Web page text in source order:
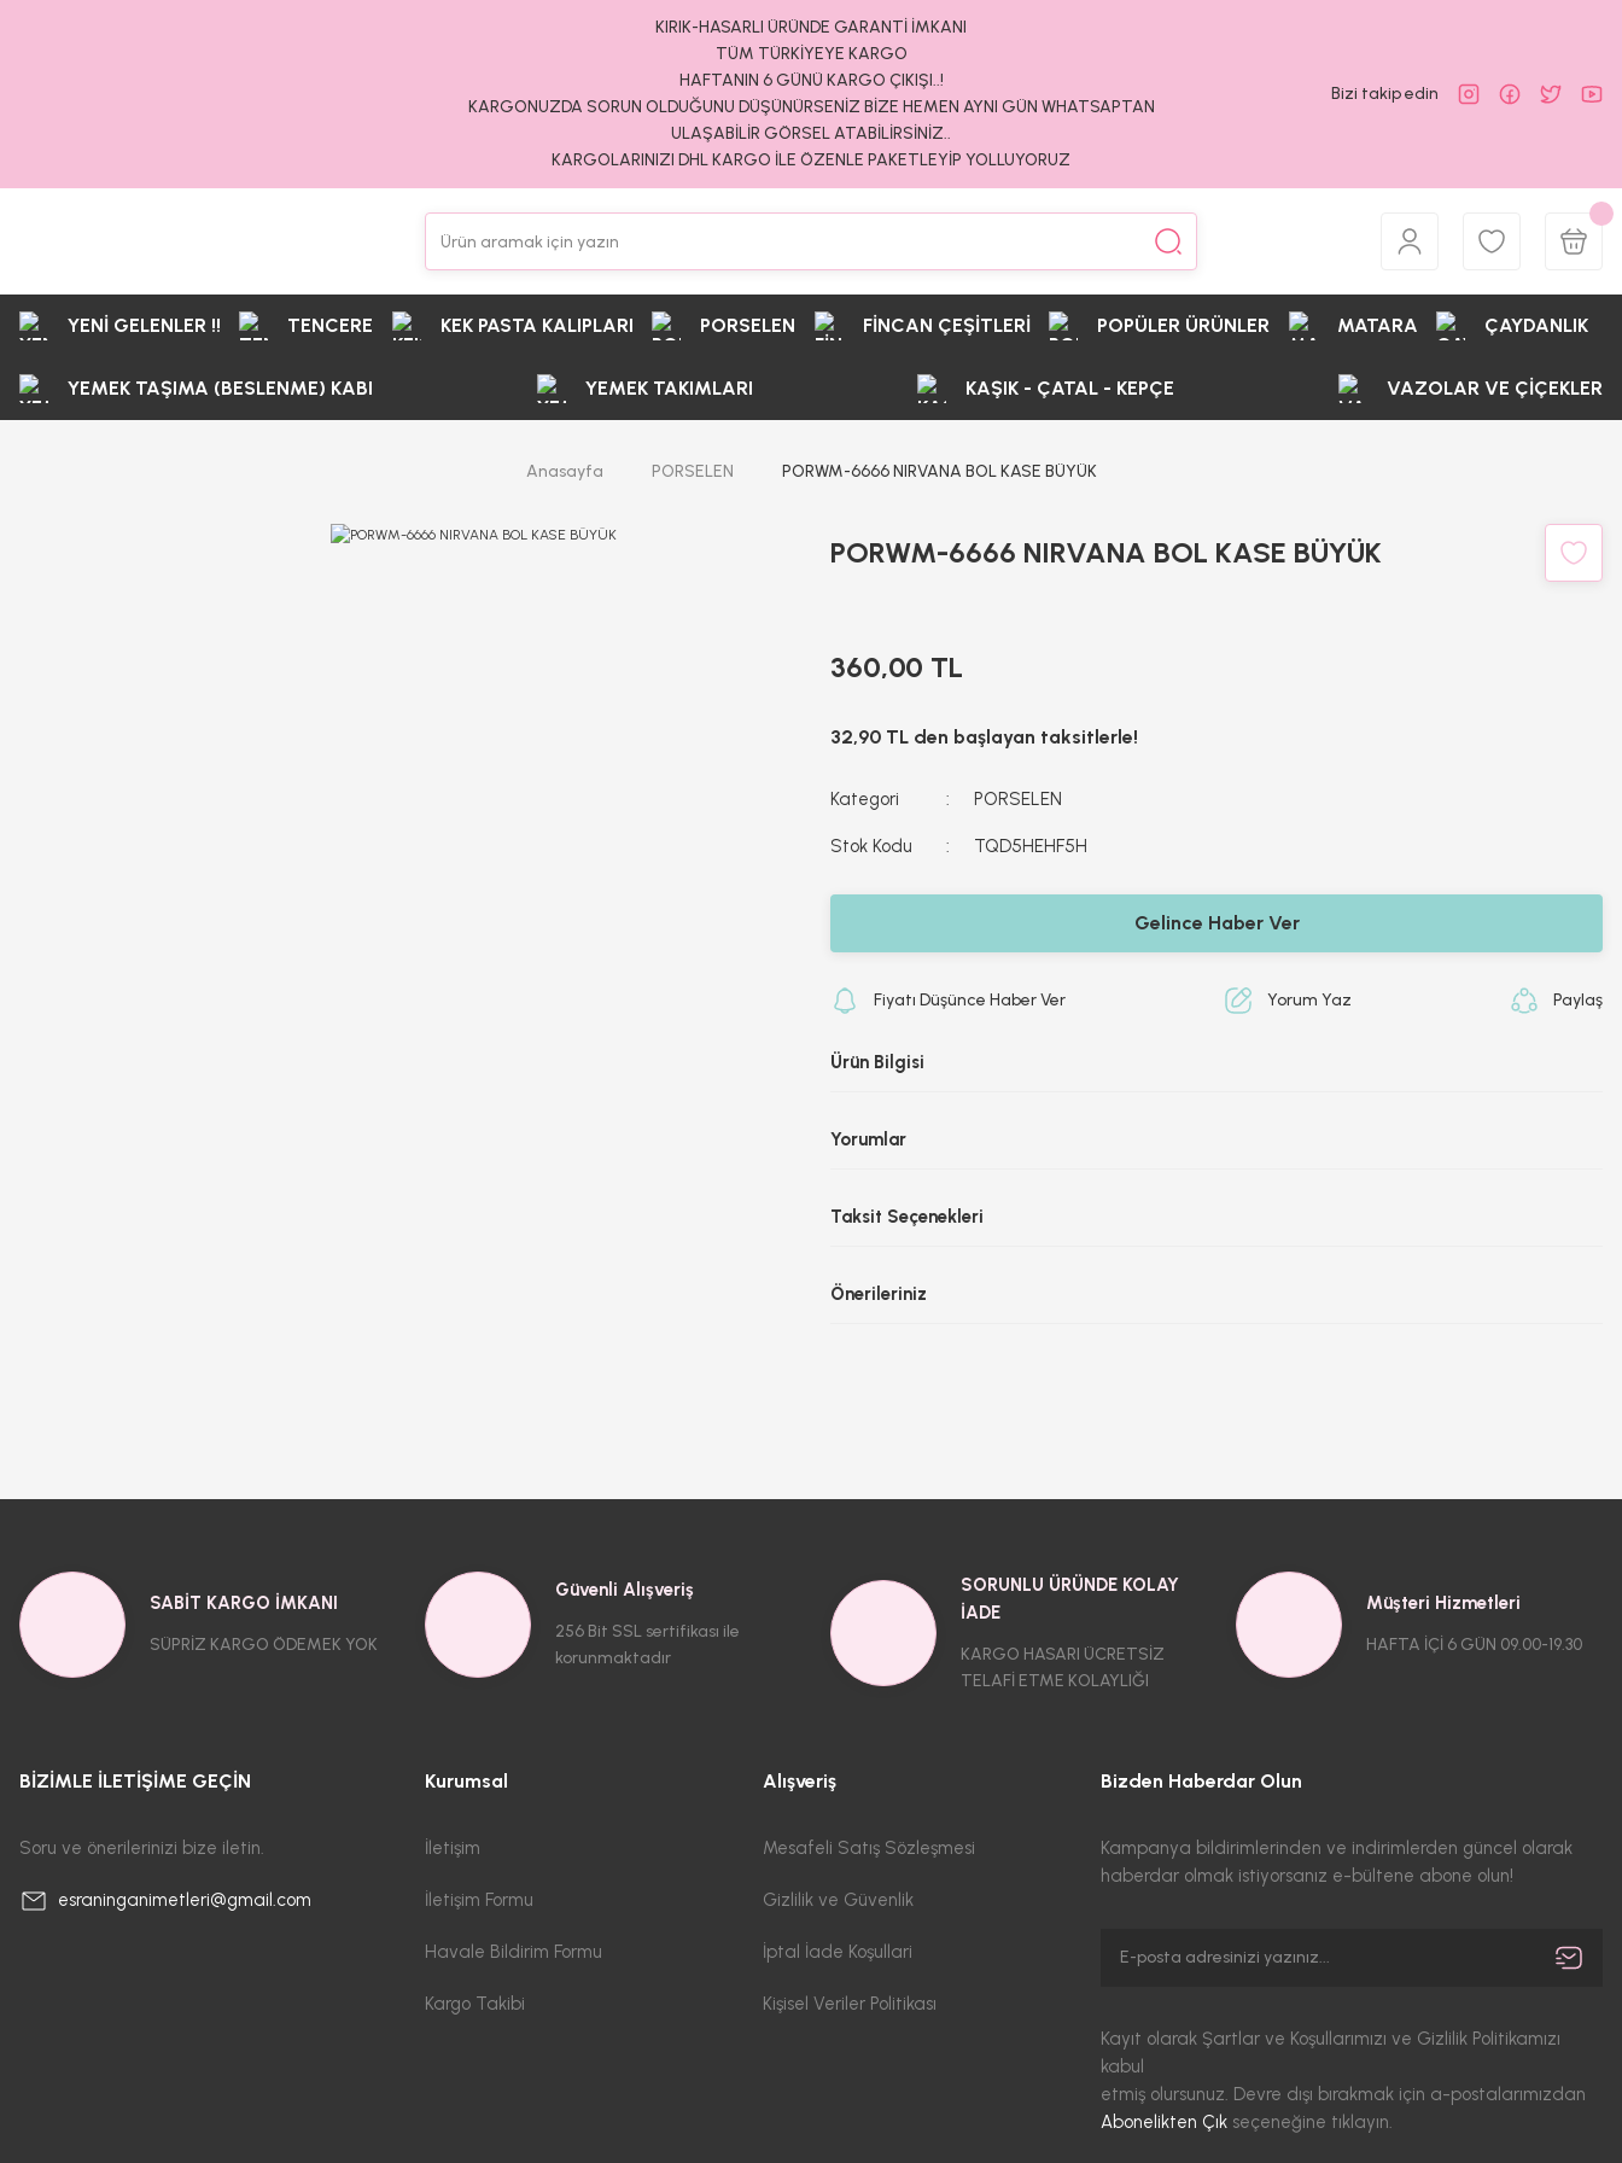
KIRIK-HASARLI ÜRÜNDE GARANTİ İMKANI
TÜM TÜRKİYEYE KARGO
HAFTANIN 6 GÜNÜ KARGO ÇIKIŞI..!
KARGONUZDA SORUN OLDUĞUNU DÜŞÜNÜRSENİZ BİZE HEMEN AYNI GÜN WHATSAPTAN
ULAŞABİLİR GÖRSEL ATABİLİRSİNİZ..
KARGOLARINIZI DHL KARGO İLE ÖZENLE PAKETLEYİP YOLLUYORUZ
Bizi takip edin
YENİ GELENLER !! TENCERE KEK PASTA KALIPLARI PORSELEN FİNCAN ÇEŞİTLERİ POPÜLER ÜRÜNLER MATARA ÇAYDANLIK
YEMEK TAŞIMA (BESLENME) KABI YEMEK TAKIMLARI KAŞIK - ÇATAL - KEPÇE VAZOLAR VE ÇİÇEKLER
Anasayfa PORSELEN PORWM-6666 NIRVANA BOL KASE BÜYÜK
PORWM-6666 NIRVANA BOL KASE BÜYÜK
360,00 TL
32,90 TL den başlayan taksitlerle!
Kategori PORSELEN
Stok Kodu TQD5HEHF5H
Gelince Haber Ver
Fiyatı Düşünce Haber Ver Yorum Yaz Paylaş
Ürün Bilgisi
Yorumlar
Taksit Seçenekleri
Önerileriniz
SABİT KARGO İMKANI
SÜPRİZ KARGO ÖDEMEK YOK
Güvenli Alışveriş
256 Bit SSL sertifikası ile
korunmaktadır
SORUNLU ÜRÜNDE KOLAY
İADE
KARGO HASARI ÜCRETSİZ
TELAFİ ETME KOLAYLIĞI
Müşteri Hizmetleri
HAFTA İÇİ 6 GÜN 09.00-19.30
BİZİMLE İLETİŞİME GEÇİN
Soru ve önerilerinizi bize iletin.
esraninganimetleri@gmail.com
Kurumsal
İletişim
İletişim Formu
Havale Bildirim Formu
Kargo Takibi
Alışveriş
Mesafeli Satış Sözleşmesi
Gizlilik ve Güvenlik
İptal İade Koşullari
Kişisel Veriler Politikası
Bizden Haberdar Olun
Kampanya bildirimlerinden ve indirimlerden güncel olarak
haberdar olmak istiyorsanız e-bültene abone olun!
Kayıt olarak Şartlar ve Koşullarımızı ve Gizlilik Politikamızı
kabul
etmiş olursunuz. Devre dışı bırakmak için a-postalarımızdan
Abonelikten Çık seçeneğine tıklayın.